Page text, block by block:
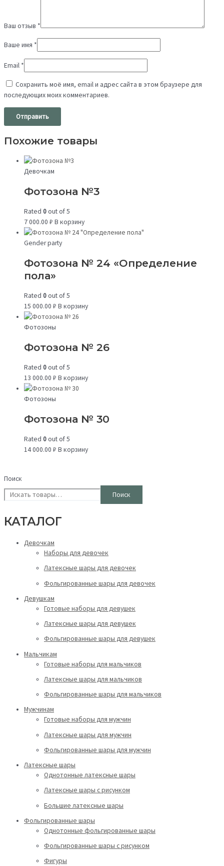
Поиск
Поиск
КАТАЛОГ
Девочкам
Наборы для девочек
Латексные шары для девочек
Фольгированные шары для девочек
Девушкам
Готовые наборы для девушек
Латексные шары для девушек
Фольгированные шары для девушек
Мальчикам
Готовые наборы для мальчиков
Латексные шары для мальчиков
Фольгированные шары для мальчиков
Мужчинам
Готовые наборы для мужчин
Латексные шары для мужчин
Фольгированные шары для мужчин
Латексные шары
Однотонные латексные шары
Латексные шары с рисунком
Большие латексные шары
Фольгированные шары
Однотонные фольгированные шары
Фольгированные шары с рисунком
Фигуры
Ваш отзыв *
Ваше имя *
Email *
Сохранить моё имя, email и адрес сайта в этом браузере для
последующих моих комментариев.
Похожие товары
Девочкам
Фотозона №3
Rated 0out of 5
7 000.00 ₽ В корзину
Gender party
Фотозона № 24 «Определение
пола»
Rated 0out of 5
15 000.00 ₽ В корзину
Фотозоны
Фотозона № 26
Rated 0out of 5
13 000.00 ₽ В корзину
Фотозоны
Фотозона № 30
Rated 0out of 5
14 000.00 ₽ В корзину